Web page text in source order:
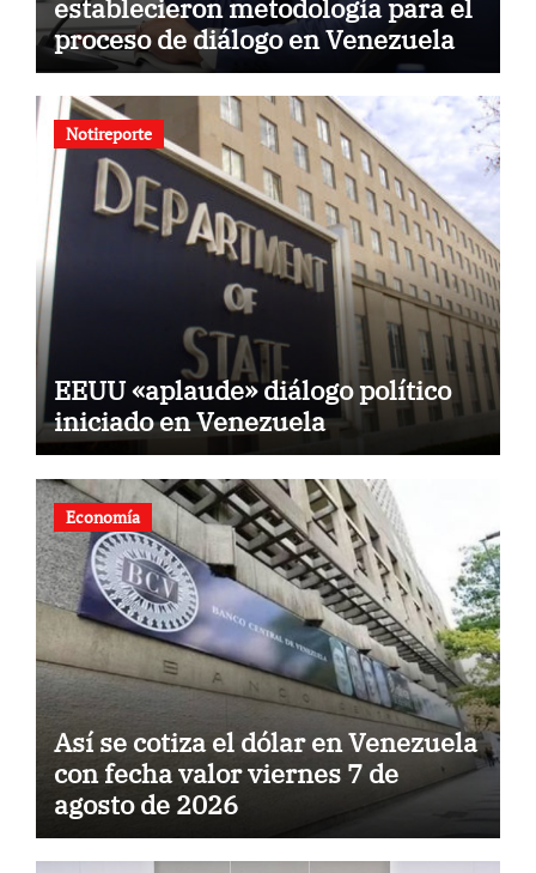
establecieron metodología para el
proceso de diálogo en Venezuela
Notireporte
EEUU «aplaude» diálogo político
iniciado en Venezuela
Economía
Así se cotiza el dólar en Venezuela
con fecha valor viernes 7 de
agosto de 2026